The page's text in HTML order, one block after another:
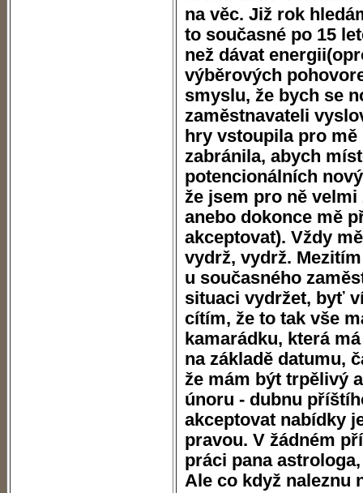
na věc. Již rok
to současné po 15
než dávat
výběrových
smyslu, že bych se
zaměstnavateli
hry vstoupila pro
zabránila, abych
potencionálních
že jsem pro ně
anebo dokonce mě
akceptovat). Vždy
vydrž, vydrž.
u současného
situaci vydržet, byť
cítím, že to tak vše
kamarádku, která
na základě datumu,
že mám být trpělivý
únoru - dubnu
akceptovat nabídky
pravou. V žádném
práci pana
Ale co když naleznu